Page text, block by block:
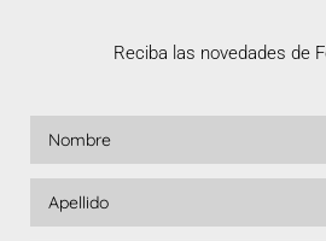
Reciba las novedades de